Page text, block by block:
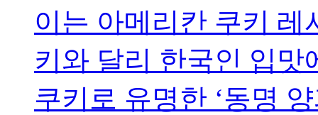
이는 아메리칸 쿠키 레
키와 달리 한국인 입
쿠키로 유명한 ‘동명